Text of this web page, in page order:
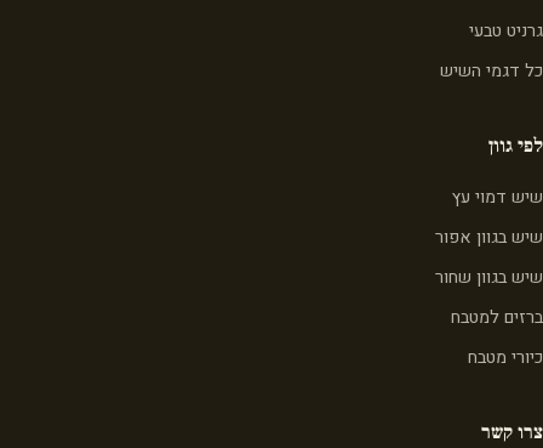
גרניט טבעי
כל דגמי השיש
לפי גוון
שיש דמוי עץ
שיש בגוון אפור
שיש בגוון שחור
ברזים למטבח
כיורי מטבח
צרו קשר